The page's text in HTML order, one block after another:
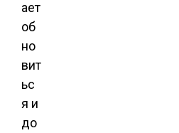
ает
об
но
вит
ьс
я и
до